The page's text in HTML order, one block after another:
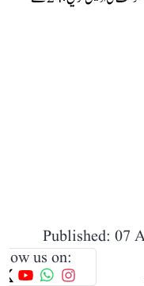
Published: 07
us on: